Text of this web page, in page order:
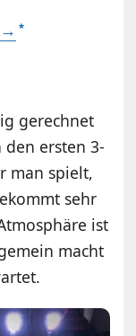
gerechnet
den ersten 3-
man spielt,
sehr
ist
macht